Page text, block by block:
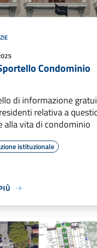
Condominio
di informazione
relativa a
alla vita di condominio
istituzionale